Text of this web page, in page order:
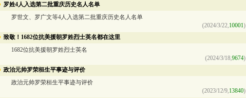
罗姓4人入选第二批重庆历史名人名单
罗世文、罗广文等4人入选第二批重庆历史名人名单
(2024/3/22,10001)
致敬！1682位抗美援朝罗姓烈士英名都在这里
1682位抗美援朝罗姓烈士英名
(2024/3/18,9674)
政治元帅罗荣桓生平事迹与评价
政治元帅罗荣桓生平事迹与评价
(2023/12/9,13840)